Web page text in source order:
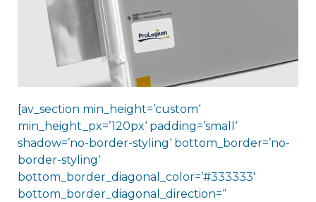
[av_section min_height=’custom‘
min_height_px=’120px‘ padding=’small‘
shadow=’no-border-styling‘ bottom_border=’no-
border-styling‘
bottom_border_diagonal_color=’#333333′
bottom_border_diagonal_direction=“